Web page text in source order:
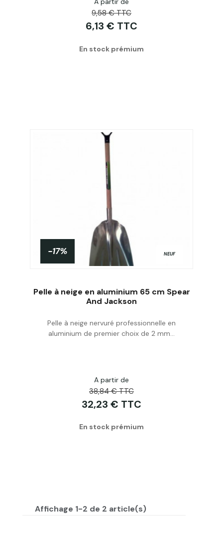
9,58 € TTC
6,13 € TTC
En stock prémium
Acheter
-17% NEUF
Pelle à neige en aluminium 65 cm Spear
And Jackson
Pelle à neige nervuré professionnelle en
aluminium de premier choix de 2 mm...
A partir de
38,84 € TTC
32,23 € TTC
En stock prémium
Affichage 1-2 de 2 article(s)